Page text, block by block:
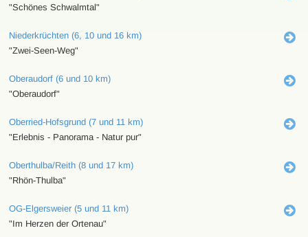
"Schönes Schwalmtal"
Niederkrüchten (6, 10 und 16 km)
"Zwei-Seen-Weg"
Oberaudorf (6 und 10 km)
"Oberaudorf"
Oberried-Hofsgrund (7 und 11 km)
"Erlebnis - Panorama - Natur pur"
Oberthulba/Reith (8 und 17 km)
"Rhön-Thulba"
OG-Elgersweier (5 und 11 km)
"Im Herzen der Ortenau"